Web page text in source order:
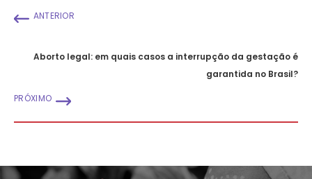
ANTERIOR
Aborto legal: em quais casos a interrupção da gestação é
garantida no Brasil?
PRÓXIMO